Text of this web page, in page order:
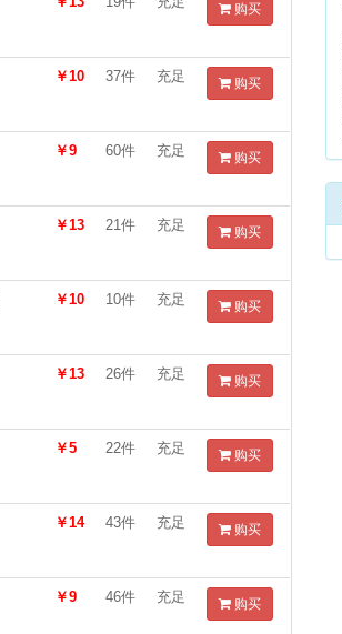
购买
￥10 37件 充足 购买
￥9 60件 充足 购买
￥13 21件 充足 购买
￥10 10件 充足 购买
￥13 26件 充足 购买
￥5 22件 充足 购买
￥14 43件 充足 购买
￥9 46件 充足 购买